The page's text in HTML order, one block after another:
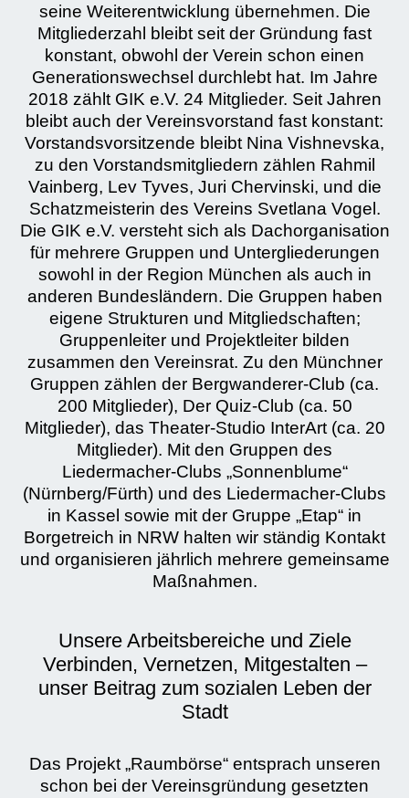
seine Weiterentwicklung übernehmen. Die
Mitgliederzahl bleibt seit der Gründung fast
konstant, obwohl der Verein schon einen
Generationswechsel durchlebt hat. Im Jahre
2018 zählt GIK e.V. 24 Mitglieder. Seit Jahren
bleibt auch der Vereinsvorstand fast konstant:
Vorstandsvorsitzende bleibt Nina Vishnevska,
zu den Vorstandsmitgliedern zählen Rahmil
Vainberg, Lev Tyves, Juri Chervinski, und die
Schatzmeisterin des Vereins Svetlana Vogel.
Die GIK e.V. versteht sich als Dachorganisation
für mehrere Gruppen und Untergliederungen
sowohl in der Region München als auch in
anderen Bundesländern. Die Gruppen haben
eigene Strukturen und Mitgliedschaften;
Gruppenleiter und Projektleiter bilden
zusammen den Vereinsrat. Zu den Münchner
Gruppen zählen der Bergwanderer-Club (ca.
200 Mitglieder), Der Quiz-Club (ca. 50
Mitglieder), das Theater-Studio InterArt (ca. 20
Mitglieder). Mit den Gruppen des
Liedermacher-Clubs „Sonnenblume“
(Nürnberg/Fürth) und des Liedermacher-Clubs
in Kassel sowie mit der Gruppe „Etap“ in
Borgetreich in NRW halten wir ständig Kontakt
und organisieren jährlich mehrere gemeinsame
Maßnahmen.
Unsere Arbeitsbereiche und Ziele
Verbinden, Vernetzen, Mitgestalten –
unser Beitrag zum sozialen Leben der
Stadt
Das Projekt „Raumbörse“ entsprach unseren
schon bei der Vereinsgründung gesetzten